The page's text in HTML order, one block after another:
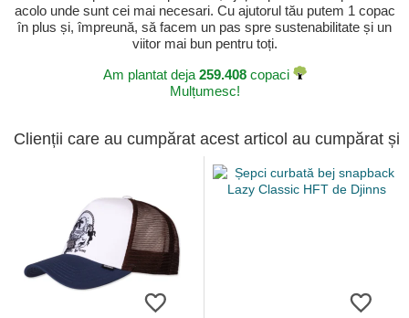
acolo unde sunt cei mai necesari. Cu ajutorul tău putem 1 copac
în plus și, împreună, să facem un pas spre sustenabilitate și un
viitor mai bun pentru toți.
Am plantat deja 259.408copaci
Mulțumesc!
Clienții care au cumpărat acest articol au cumpărat și